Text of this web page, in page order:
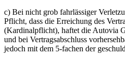
c) Bei nicht grob fahrlässiger
Pflicht, dass die Erreichung des
(Kardinalpflicht), haftet die Autovia
und bei Vertragsabschluss
jedoch mit dem 5-fachen der